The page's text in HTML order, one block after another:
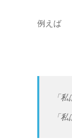
例えば
「
「